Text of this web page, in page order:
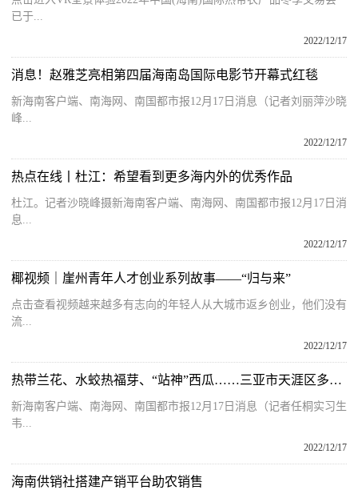
已于...
2022/12/17
消息！赵雅芝亮相第四届海南岛国际电影节开幕式红毯
新海南客户端、南海网、南国都市报12月17日消息（记者刘丽萍沙晓
峰...
2022/12/17
热点在线丨杜江：希望看到更多海内外的优秀作品
杜江。记者沙晓峰摄新海南客户端、南海网、南国都市报12月17日消
息...
2022/12/17
椰视频｜崖州青年人才创业系列故事——“归与来”
点击查看视频越来越多有志向的年轻人从大城市返乡创业，他们没有
流...
2022/12/17
热带兰花、水蛟热福芽、“站神”西瓜……三亚市天涯区多款农产品亮相冬交会
新海南客户端、南海网、南国都市报12月17日消息（记者任桐实习生
韦...
2022/12/17
海南供销社搭建产销平台助农销售